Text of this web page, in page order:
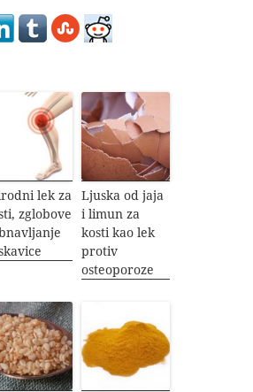
lek za
zglobove
Ljuska od jaja
i limun za
kosti kao lek
protiv
osteoporoze